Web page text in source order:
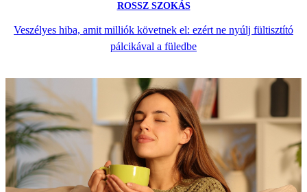
ROSSZ SZOKÁS
Veszélyes hiba, amit milliók követnek el: ezért ne nyúlj fültisztító
pálcikával a füledbe